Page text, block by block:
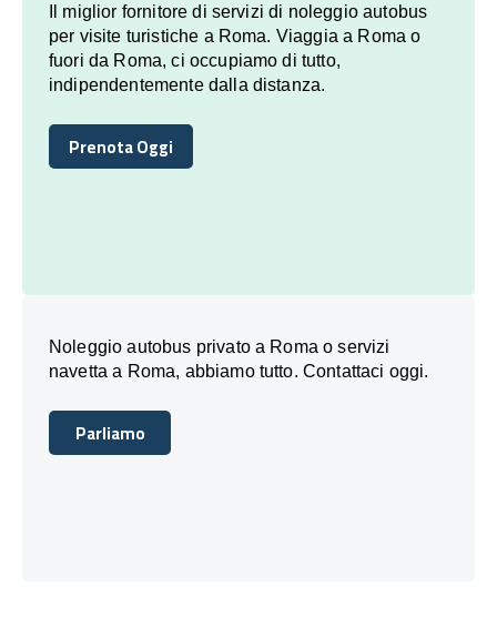
Il miglior fornitore di servizi di noleggio autobus
per visite turistiche a Roma. Viaggia a Roma o
fuori da Roma, ci occupiamo di tutto,
indipendentemente dalla distanza.
Prenota Oggi
Prenota Oggi
Noleggio autobus privato a Roma o servizi
navetta a Roma, abbiamo tutto. Contattaci oggi.
Parliamo
Parliamo